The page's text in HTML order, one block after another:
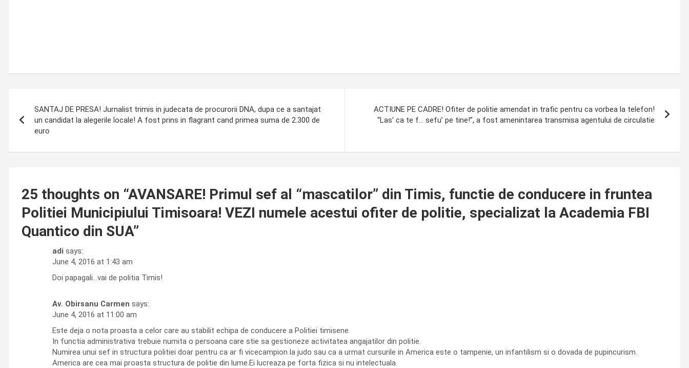
navigation
SANTAJ DE PRESA! Jurnalist trimis in judecata de procurorii DNA, dupa ce a santajat
un candidat la alegerile locale! A fost prins in flagrant cand primea suma de 2.300 de
euro
ACTIUNE PE CADRE! Ofiter de politie amendat in trafic pentru ca vorbea la telefon!
“Las’ ca te f… sefu’ pe tine!”, a fost amenintarea transmisa agentului de circulatie
25 thoughts on “AVANSARE! Primul sef al “mascatilor” din Timis, functie de conducere in fruntea
Politiei Municipiului Timisoara! VEZI numele acestui ofiter de politie, specializat la Academia FBI
Quantico din SUA”
adi says:
June 4, 2016 at 1:43 am
Doi papagali…vai de politia Timis!
Av. Obirsanu Carmen says:
June 4, 2016 at 11:00 am
Este deja o nota proasta a celor care au stabilit echipa de conducere a Politiei timisene.
In functia administrativa trebuie numita o persoana care stie sa gestioneze activitatea angajatilor din politie.
Numirea unui sef in structura politiei doar pentru ca ar fi vicecampion la judo sau ca a urmat cursurile in America este o tampenie, un infantilism si o dovada de pupincurism.
America are cea mai proasta structura de politie din lume.Ei lucreaza pe forta fizica si nu intelectuala.